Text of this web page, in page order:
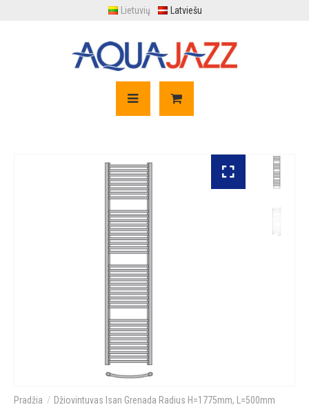
Lietuvių Latviešu
Džiovintuvas Isan Grenada Radius H=1775mm, L=500mm